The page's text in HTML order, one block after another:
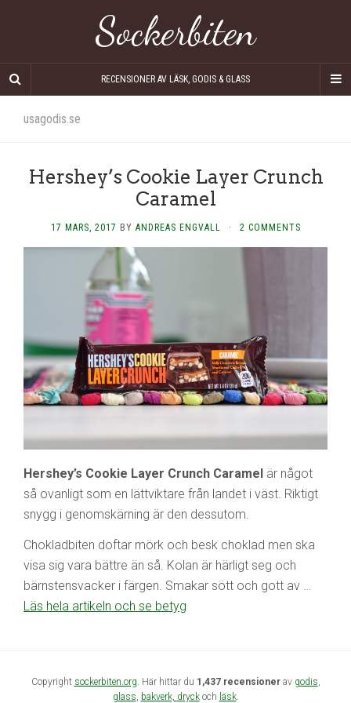
Sockerbiten
RECENSIONER AV LÄSK, GODIS & GLASS
usagodis.se
Hershey’s Cookie Layer Crunch
Caramel
17 MARS, 2017 BY ANDREAS ENGVALL · 2 COMMENTS
Hershey’s Cookie Layer Crunch Caramel är något
så ovanligt som en lättviktare från landet i väst. Riktigt
snygg i genomskärning är den dessutom.
Chokladbiten doftar mörk och besk choklad men ska
visa sig vara bättre än så. Kolan är härligt seg och
bärnstensvacker i färgen. Smakar sött och gott av …
Läs hela artikeln och se betyg
Copyright sockerbiten.org . Här hittar du 1,437 recensionerav godis
glass bakverk, dryckoch läsk.